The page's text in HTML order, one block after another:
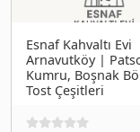
Esnaf Kahvaltı Evi
Arnavutköy |
Kumru, Boşnak
Tost Çeşitleri